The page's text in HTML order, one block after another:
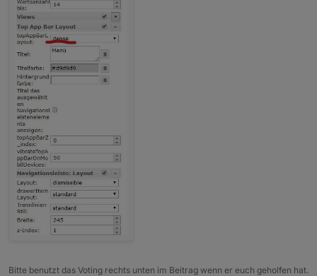
Bitte benutzt das Voting rechts unten im Beitrag wenn er euch geholfen hat.